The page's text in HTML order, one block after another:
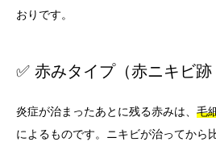
おりです。
✅ 赤みタイプ（赤ニキビ跡
炎症が治まったあとに残る赤みは、 毛
によるものです。ニキビが治ってから